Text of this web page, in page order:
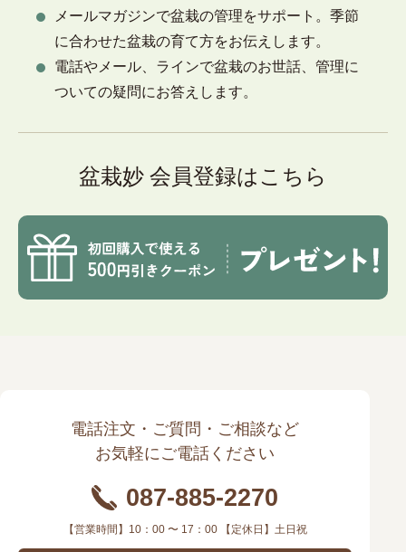
メールマガジンで盆栽の管理をサポート。季節
に合わせた盆栽の育て方をお伝えします。
電話やメール、ラインで盆栽のお世話、管理に
ついての疑問にお答えします。
盆栽妙 会員登録はこちら
電話注文・ご質問・ご相談など
お気軽にご電話ください
087-885-2270
【営業時間】10：00 〜 17：00 【定休日】土日祝